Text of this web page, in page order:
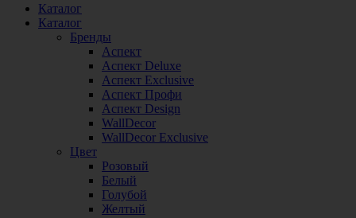
Каталог
Каталог
Бренды
Аспект
Аспект Deluxe
Аспект Exclusive
Аспект Профи
Аспект Design
WallDecor
WallDecor Exclusive
Цвет
Розовый
Белый
Голубой
Желтый